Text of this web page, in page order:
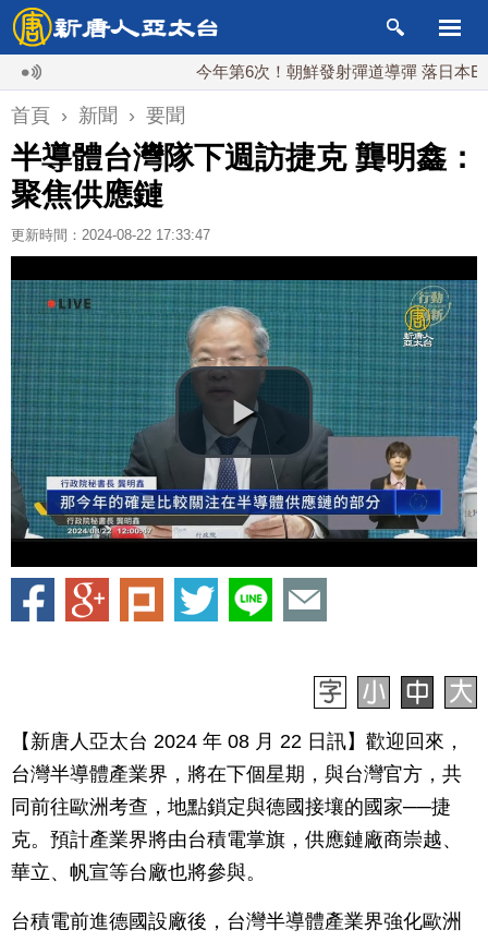
今年第6次！朝鮮發射彈道導彈 落日本EEZ外
首頁 › 新聞 › 要聞
半導體台灣隊下週訪捷克 龔明鑫：
聚焦供應鏈
更新時間：2024-08-22 17:33:47
【新唐人亞太台 2024 年 08 月 22 日訊】歡迎回來，
台灣半導體產業界，將在下個星期，與台灣官方，共
同前往歐洲考查，地點鎖定與德國接壤的國家──捷
克。預計產業界將由台積電掌旗，供應鏈廠商崇越、
華立、帆宣等台廠也將參與。
台積電前進德國設廠後，台灣半導體產業界強化歐洲